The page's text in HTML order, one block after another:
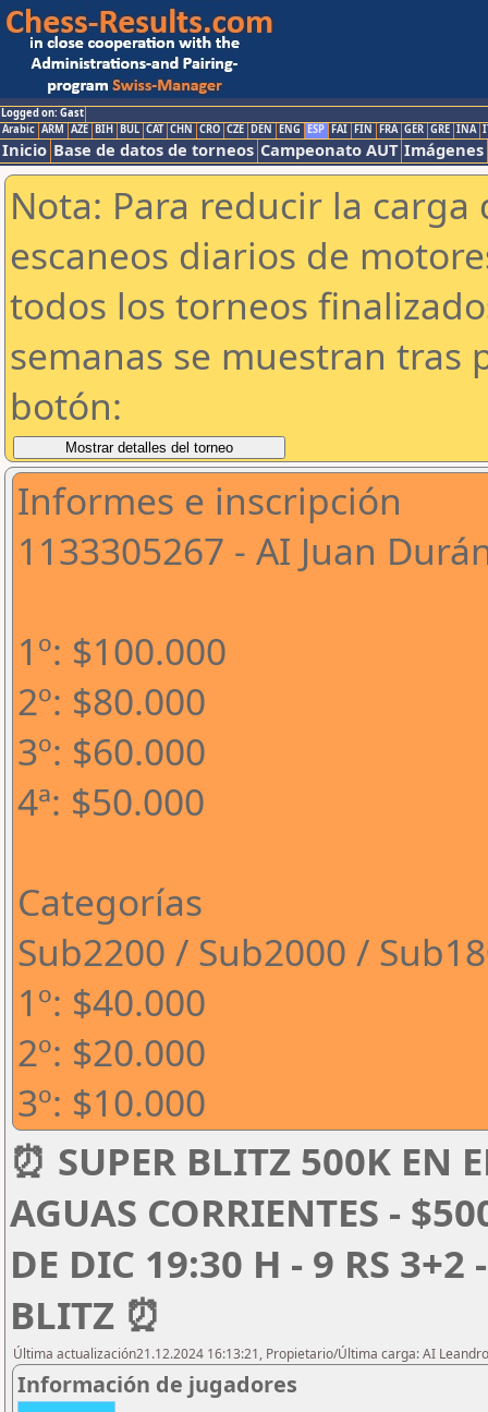
Logged on: Gast
Arabic ARM AZE BIH BUL CAT CHN CRO CZE DEN ENG ESP FAI FIN FRA GER GRE INA
Inicio Base de datos de torneos Campeonato AUT Imágenes
Nota: Para reducir la
escaneos diarios de
todos los torneos
semanas se muestran tras
botón:
Informes e inscripción
1133305267 - AI Juan
1º: $100.000
2º: $80.000
3º: $60.000
4ª: $50.000
Categorías
Sub2200 / Sub2000 /
1º: $40.000
2º: $20.000
3º: $10.000
⏰ SUPER BLITZ 500K EN
AGUAS CORRIENTES -
DE DIC 19:30 H - 9 RS
BLITZ ⏰
Última actualización21.12.2024 16:13:21, Propietario/Última carga: AI
Información de jugadores